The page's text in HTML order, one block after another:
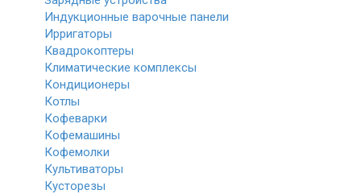
Индукционные варочные панели
Ирригаторы
Квадрокоптеры
Климатические комплексы
Кондиционеры
Котлы
Кофеварки
Кофемашины
Кофемолки
Культиваторы
Кусторезы